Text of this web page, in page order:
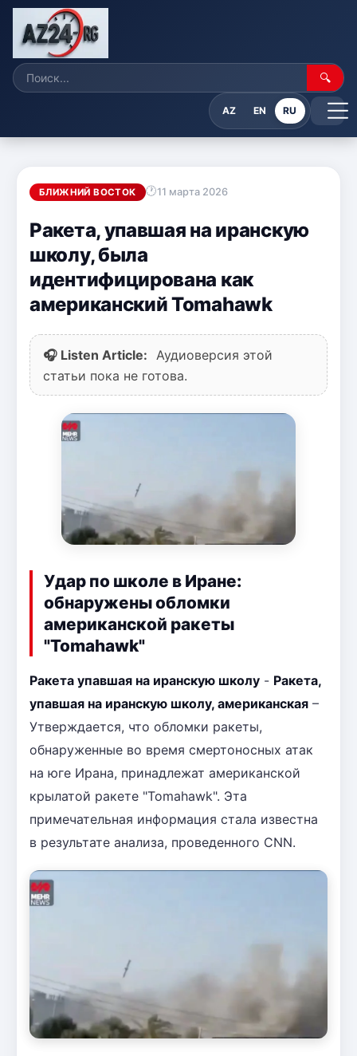
🔍
AZ EN RU
БЛИЖНИЙ ВОСТОК 11 марта 2026
Ракета, упавшая на иранскую
школу, была
идентифицирована как
американский Tomahawk
🎧 Listen Article:
Аудиоверсия этой
статьи пока не готова.
Удар по школе в Иране:
обнаружены обломки
американской ракеты
"Tomahawk"
Ракета упавшая на иранскую школу - Ракета,
упавшая на иранскую школу, американская –
Утверждается, что обломки ракеты,
обнаруженные во время смертоносных атак
на юге Ирана, принадлежат американской
крылатой ракете "Tomahawk". Эта
примечательная информация стала известна
в результате анализа, проведенного CNN.